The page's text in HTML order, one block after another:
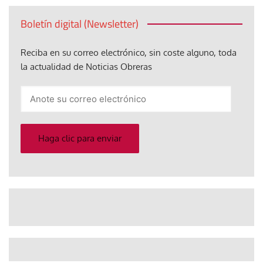
Boletín digital (Newsletter)
Reciba en su correo electrónico, sin coste alguno, toda
la actualidad de Noticias Obreras
electrónico
Haga clic para enviar